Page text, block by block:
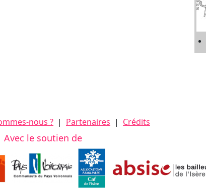
nous ? | Partenaires | Crédits
Avec le soutien de